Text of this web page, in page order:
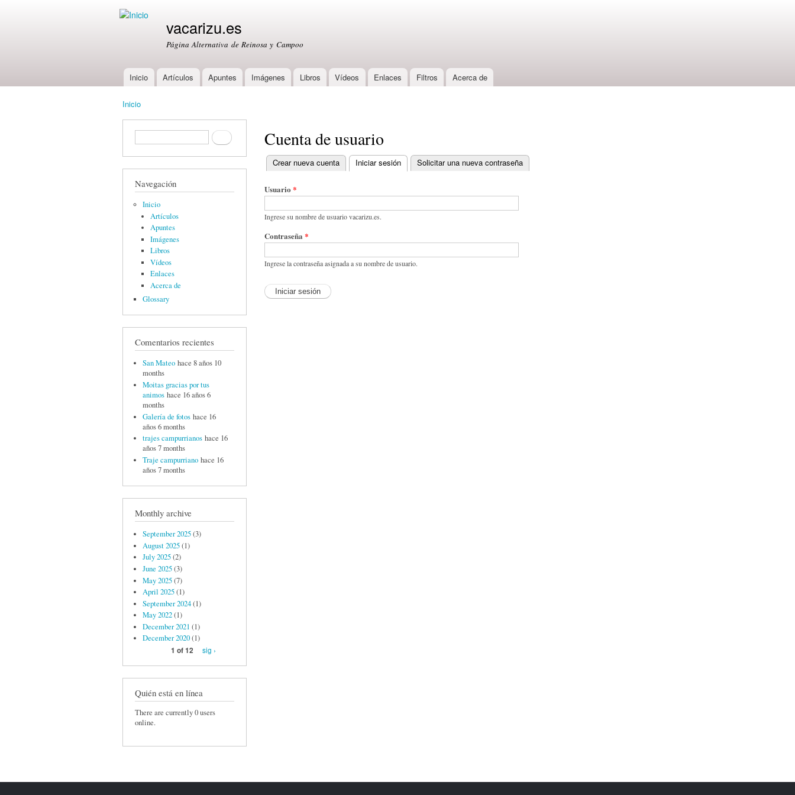
vacarizu.es
Página Alternativa de Reinosa y Campoo
Main menu
Inicio Artículos Apuntes Imágenes Libros Vídeos Enlaces Filtros Acerca de
Inicio
Formulario de búsquedaBuscar
Navegación
Inicio
Artículos
Apuntes
Imágenes
Libros
Vídeos
Enlaces
Acerca de
Glossary
Comentarios recientes
San Mateo hace 8 años 10
months
Moitas gracias por tus
animos hace 16 años 6
months
Galería de fotos hace 16
años 6 months
trajes campurrianos hace 16
años 7 months
Traje campurriano hace 16
años 7 months
Monthly archive
September 2025(3)
August 2025(1)
July 2025(2)
June 2025(3)
May 2025(7)
April 2025(1)
September 2024(1)
May 2022(1)
December 2021 (1)
December 2020(1)
1 of 12
sig ›
Quién está en línea
There are currently 0 users
online.
Cuenta de usuario
Primary tabs
Crear nueva cuenta Iniciar sesión (active tab)
Solicitar una nueva contraseña
Usuario *
Ingrese su nombre de usuario vacarizu.es.
Contraseña *
Ingrese la contraseña asignada a su nombre de usuario.